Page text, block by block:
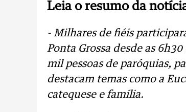
Leia o resumo da
- Milhares de fiéis
Ponta Grossa desde as
mil pessoas de paróquias,
destacam temas como a
catequese e família.